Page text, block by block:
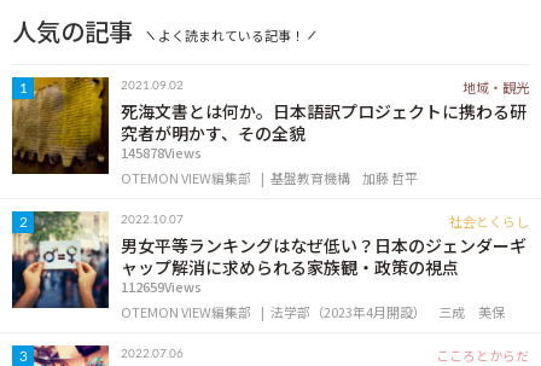
人気の記事 よく読まれている記事！
1 2021.09.02 地域・観光
死海文書とは何か。日本語訳プロジェクトに携わる研
究者が明かす、その全貌
145878Views
OTEMON VIEW編集部
基盤教育機構 加藤 哲平
2 2022.10.07 社会とくらし
男女平等ランキングはなぜ低い？日本のジェンダーギ
ャップ解消に求められる家族観・政策の視点
112659Views
OTEMON VIEW編集部
法学部（2023年4月開設） 三成 美保
3 2022.07.06 こころとからだ